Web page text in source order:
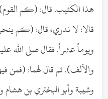
هذا الكثيب. قال: (كم
قالا: لا ندري، قال: (كم
ويوماً عشراً. فقال صلى الله
والألف). ثم قال لهما: (فمن
وشيبة وأبو البختري بن